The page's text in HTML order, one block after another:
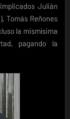
Julián
Tomás Reñones
la mismísima
pagando la